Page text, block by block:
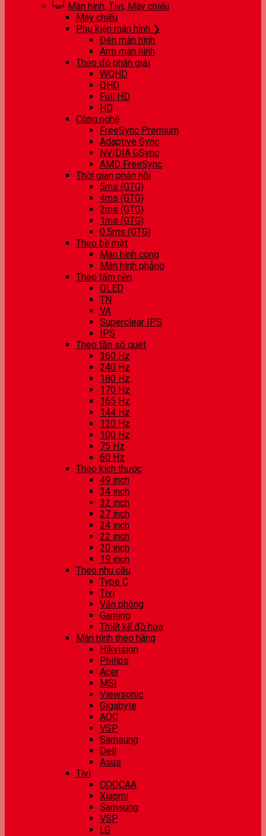
Màn hình, Tivi, Máy chiếu
Máy chiếu
Phụ kiện màn hình ❯
Đèn màn hình
Arm màn hình
Theo độ phân giải
WQHD
QHD
Full HD
HD
Công nghệ
FreeSync Premium
Adaptive Sync
NVIDIA GSync
AMD FreeSync
Thời gian phản hồi
5ms (GTG)
4ms (GTG)
2ms (GTG)
1ms (GTG)
0.5ms (GTG)
Theo bề mặt
Màn hình cong
Màn hình phẳng
Theo tấm nền
OLED
TN
VA
Superclear IPS
IPS
Theo tần số quét
360 Hz
240 Hz
180 Hz
170 Hz
165 Hz
144 Hz
120 Hz
100 Hz
75 Hz
60 Hz
Theo kích thước
49 inch
34 inch
32 inch
27 inch
24 inch
22 inch
20 inch
19 inch
Theo nhu cầu
Type C
Tivi
Văn phòng
Gaming
Thiết kế đồ hoạ
Màn hình theo hãng
Hikvision
Philips
Acer
MSI
Viewsonic
Gigabyte
AOC
VSP
Samsung
Dell
Asus
Tivi
COOCAA
Xiaomi
Samsung
VSP
LG